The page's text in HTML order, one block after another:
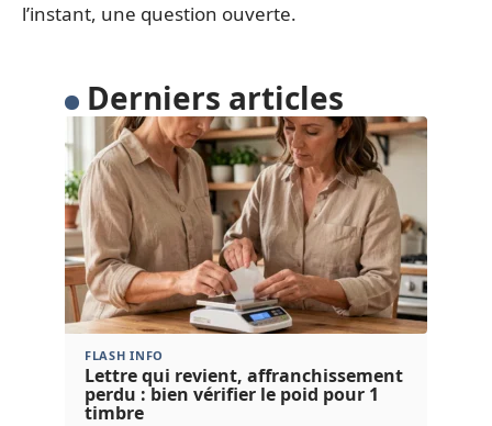
l’instant, une question ouverte.
Derniers articles
FLASH INFO
Lettre qui revient, affranchissement
perdu : bien vérifier le poid pour 1
timbre